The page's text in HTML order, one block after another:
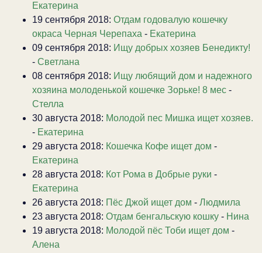
Екатерина
19 сентября 2018: Отдам годовалую кошечку
окраса Черная Черепаха - Екатерина
09 сентября 2018: Ищу добрых хозяев Бенедикту!
- Светлана
08 сентября 2018: Ищу любящий дом и надежного
хозяина молоденькой кошечке Зорьке! 8 мес -
Стелла
30 августа 2018: Молодой пес Мишка ищет хозяев.
- Екатерина
29 августа 2018: Кошечка Кофе ищет дом -
Екатерина
28 августа 2018: Кот Рома в Добрые руки -
Екатерина
26 августа 2018: Пёс Джой ищет дом - Людмила
23 августа 2018: Отдам бенгальскую кошку - Нина
19 августа 2018: Молодой пёс Тоби ищет дом -
Алена